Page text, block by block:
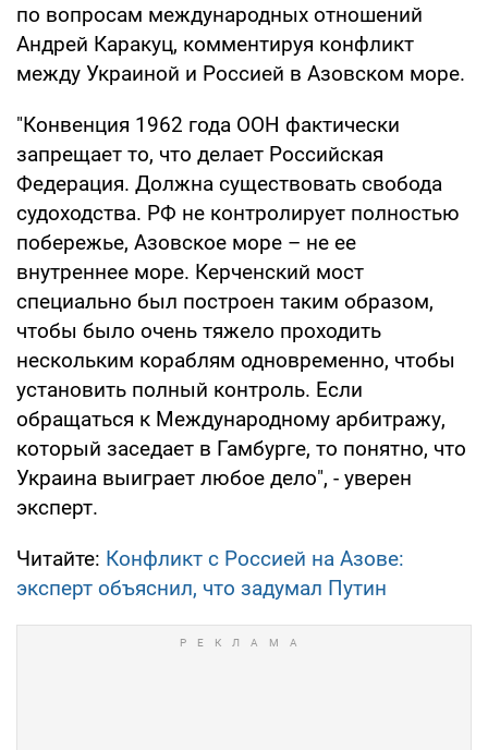
по вопросам международных отношений
Андрей Каракуц, комментируя конфликт
между Украиной и Россией в Азовском море.
"Конвенция 1962 года ООН фактически
запрещает то, что делает Российская
Федерация. Должна существовать свобода
судоходства. РФ не контролирует полностью
побережье, Азовское море – не ее
внутреннее море. Керченский мост
специально был построен таким образом,
чтобы было очень тяжело проходить
нескольким кораблям одновременно, чтобы
установить полный контроль. Если
обращаться к Международному арбитражу,
который заседает в Гамбурге, то понятно, что
Украина выиграет любое дело", - уверен
эксперт.
Читайте: Конфликт с Россией на Азове:
эксперт объяснил, что задумал Путин